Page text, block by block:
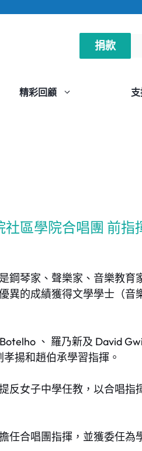
捐款
精彩回顧
區學院合唱團 前指
鋼琴家、聲樂家、音樂教育
異的成績獲得文學學士（音
、 羅乃新及 David
揚和趙伯承學習指揮。
反女子中學任教，以合唱指
任合唱團指揮，並獲委任為